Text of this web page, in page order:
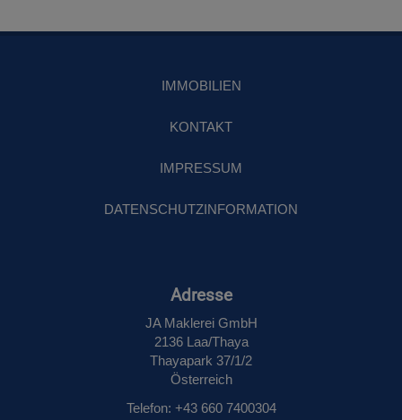
IMMOBILIEN
KONTAKT
IMPRESSUM
DATENSCHUTZINFORMATION
Adresse
JA Maklerei GmbH
2136 Laa/Thaya
Thayapark 37/1/2
Österreich
Telefon: +43 660 7400304